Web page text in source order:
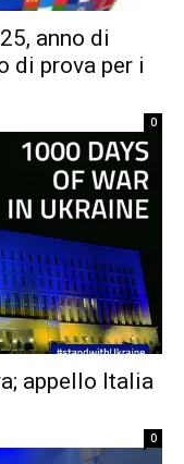
anno di
di prova per i
0
appello Italia
0